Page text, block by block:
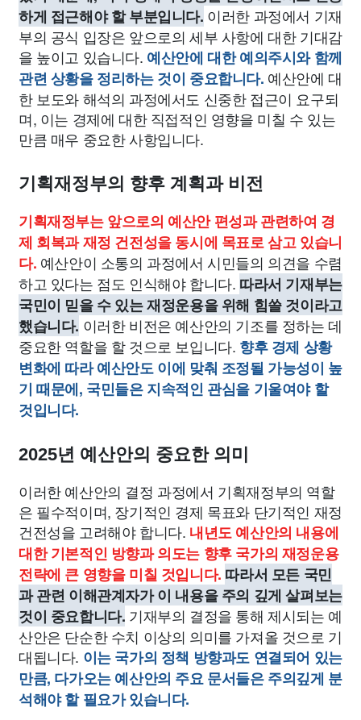
하게 접근해야 할 부분입니다. 이러한 과정에서 기재
부의 공식 입장은 앞으로의 세부 사항에 대한 기대감
을 높이고 있습니다. 예산안에 대한 예의주시와 함께
관련 상황을 정리하는 것이 중요합니다. 예산안에 대
한 보도와 해석의 과정에서도 신중한 접근이 요구되
며, 이는 경제에 대한 직접적인 영향을 미칠 수 있는
만큼 매우 중요한 사항입니다.
기획재정부의 향후 계획과 비전
기획재정부는 앞으로의 예산안 편성과 관련하여 경
제 회복과 재정 건전성을 동시에 목표로 삼고 있습니
다. 예산안이 소통의 과정에서 시민들의 의견을 수렴
하고 있다는 점도 인식해야 합니다. 따라서 기재부는
국민이 믿을 수 있는 재정운용을 위해 힘쓸 것이라고
했습니다. 이러한 비전은 예산안의 기조를 정하는 데
중요한 역할을 할 것으로 보입니다. 향후 경제 상황
변화에 따라 예산안도 이에 맞춰 조정될 가능성이 높
기 때문에, 국민들은 지속적인 관심을 기울여야 할
것입니다.
2025년 예산안의 중요한 의미
이러한 예산안의 결정 과정에서 기획재정부의 역할
은 필수적이며, 장기적인 경제 목표와 단기적인 재정
건전성을 고려해야 합니다. 내년도 예산안의 내용에
대한 기본적인 방향과 의도는 향후 국가의 재정운용
전략에 큰 영향을 미칠 것입니다. 따라서 모든 국민
과 관련 이해관계자가 이 내용을 주의 깊게 살펴보는
것이 중요합니다. 기재부의 결정을 통해 제시되는 예
산안은 단순한 수치 이상의 의미를 가져올 것으로 기
대됩니다. 이는 국가의 정책 방향과도 연결되어 있는
만큼, 다가오는 예산안의 주요 문서들은 주의깊게 분
석해야 할 필요가 있습니다.